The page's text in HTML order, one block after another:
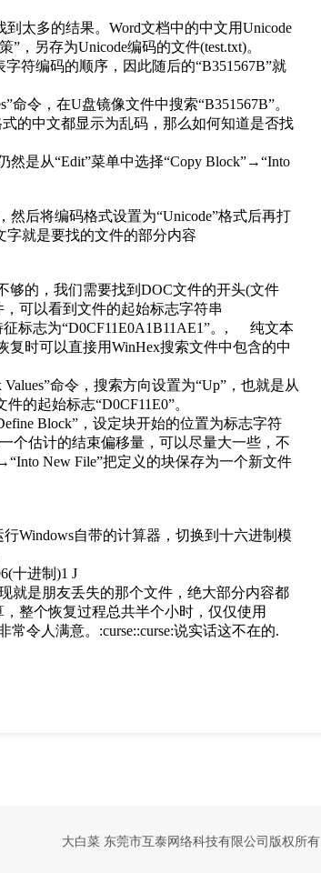
多的结果。Word文档中的中文用Unicode
，另存为Unicode编码的文件(test.txt)。
符编码的顺序，因此随后的“B351567B”就
令，在U盘镜像文件中搜索“B351567B”。
的中文都显示为乱码，那么如何知道是否找
是从“Edit”菜单中选择“Copy Block”→“Into
后将编码格式设置为“Unicode”格式后再打
就是要找的文件的部分内容
的，我们需要找到DOC文件的开头(文件
可以看到文件的起始标志字符串
征标志为“D0CF11E0A1B11AE1”。, 纯文本
时可以直接用WinHex搜索文件中包含的中
命令，搜索方向设置为“Up”，也就是从
的起始标志“D0CF11E0”。
Block”，设定块开始的位置为标志字符
个估计的结束偏移量，可以尽量大一些，不
New File”把定义的块保存为一个新文件
自带的计算器，切换到十六进制模
十进制)1 J
是朋友丢失的那个文件，绝大部分内容都
整个恢复过程总共半个小时，仅仅使用
令人满意。:curse::curse:说实话这不在的.
大白菜 东莞市互泰网络科技有限公司版权所有